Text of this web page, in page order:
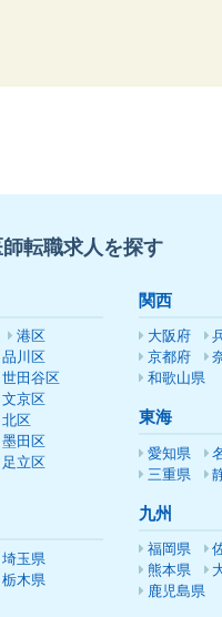
転職求人を探す
港区
品川区
世田谷区
文京区
北区
墨田区
足立区
埼玉県
栃木県
関西
大阪府
京都府
和歌山県
東海
愛知県
三重県
九州
福岡県
熊本県
鹿児島県